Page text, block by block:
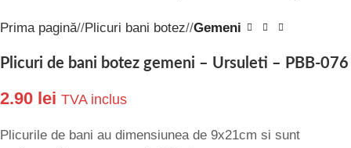
Prima pagină/ Plicuri bani botez/ Gemeni
Plicuri de bani botez gemeni – Ursuleti – PBB-076
2.90 lei TVA inclus
Plicurile de bani au dimensiunea de 9x21cm si sunt